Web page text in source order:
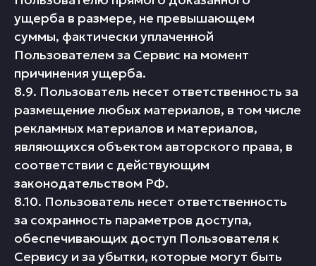
ущерба в размере, не превышающем
суммы, фактически уплаченной
Пользователем за Сервис на момент
причинения ущерба.
8.9. Пользователь несет ответственность за
размещение любых материалов, в том числе
рекламных материалов и материалов,
являющихся объектом авторского права, в
соответствии с действующим
законодательством РФ.
8.10. Пользователь несет ответственность
за сохранность параметров доступа,
обеспечивающих доступ Пользователя к
Сервису и за убытки, которые могут быть